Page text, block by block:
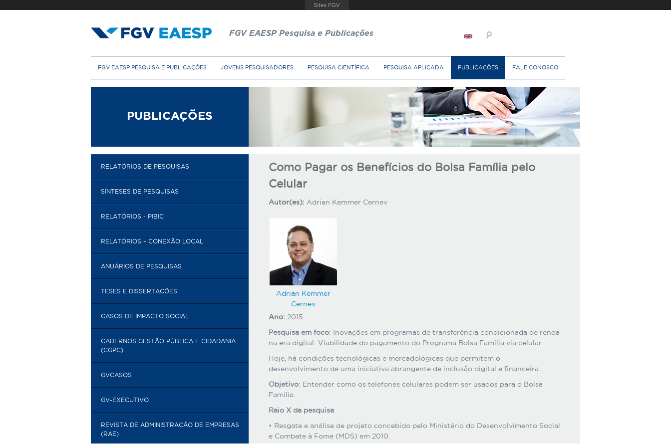
FGV EAESP Pesquisa e Publicações
n
c
i
a
FGV EAESP PESQUISA E PUBLICAÇÕES JOVENS PESQUISADORES PESQUISA CIENTÍFICA PESQUISA APLICADA PUBLICAÇÕES FALE CONOSCO
PUBLICAÇÕES
Como Pagar os Benefícios do Bolsa Família pelo
Celular
Autor(es): Adrian Kemmer Cernev
Adrian Kemmer
Cernev
Ano: 2015
Pesquisa em foco: Inovações em programas de transferência condicionada de renda
na era digital: Viabilidade do pagamento do Programa Bolsa Família via celular
Hoje, há condições tecnológicas e mercadológicas que permitem o
desenvolvimento de uma iniciativa abrangente de inclusão digital e financeira.
Objetivo: Entender como os telefones celulares podem ser usados para o Bolsa
Família.
Raio X da pesquisa
• Resgate e análise de projeto concebido pelo Ministério do Desenvolvimento Social
e Combate à Fome (MDS) em 2010.
RELATÓRIOS DE PESQUISAS
SÍNTESES DE PESQUISAS
RELATÓRIOS - PIBIC
RELATÓRIOS – CONEXÃO LOCAL
ANUÁRIOS DE PESQUISAS
TESES E DISSERTAÇÕES
CASOS DE IMPACTO SOCIAL
CADERNOS GESTÃO PÚBLICA E CIDADANIA
(CGPC)
GVCASOS
GV-EXECUTIVO
REVISTA DE ADMINISTRAÇÃO DE EMPRESAS
(RAE)